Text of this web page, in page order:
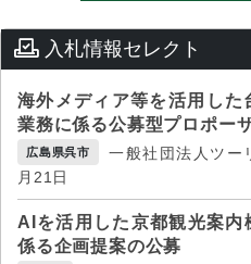
入札情報セレクト
海外メディア等を活用し
業務に係る公募型プロポー
広島県呉市
一般社団法人ツー
月21日
AIを活用した京都観光案内
係る企画提案の公募